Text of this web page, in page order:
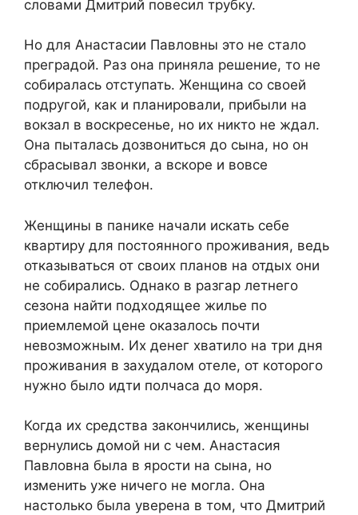
словами Дмитрий повесил трубку.
Но для Анастасии Павловны это не стало
преградой. Раз она приняла решение, то не
собиралась отступать. Женщина со своей
подругой, как и планировали, прибыли на
вокзал в воскресенье, но их никто не ждал.
Она пыталась дозвониться до сына, но он
сбрасывал звонки, а вскоре и вовсе
отключил телефон.
Женщины в панике начали искать себе
квартиру для постоянного проживания, ведь
отказываться от своих планов на отдых они
не собирались. Однако в разгар летнего
сезона найти подходящее жилье по
приемлемой цене оказалось почти
невозможным. Их денег хватило на три дня
проживания в захудалом отеле, от которого
нужно было идти полчаса до моря.
Когда их средства закончились, женщины
вернулись домой ни с чем. Анастасия
Павловна была в ярости на сына, но
изменить уже ничего не могла. Она
настолько была уверена в том, что Дмитрий